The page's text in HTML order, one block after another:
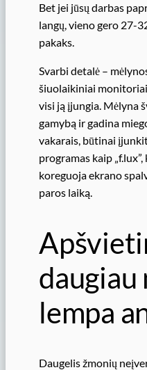
Bet jei jūsų darbas
langų, vieno gero 27-
pakaks.
Svarbi detalė –
šiuolaikiniai
visi ją įjungia. Mėlyna
gamybą ir gadina
vakarais, būtinai
programas kaip
koreguoja ekrano
paros laiką.
daugiau
lempa
Daugelis žmonių